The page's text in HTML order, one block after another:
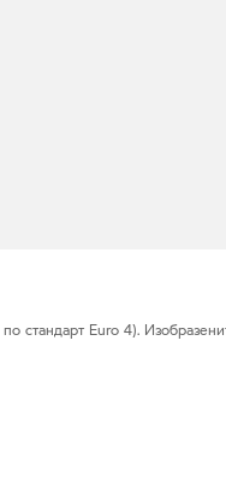
стандарт Euro 4).